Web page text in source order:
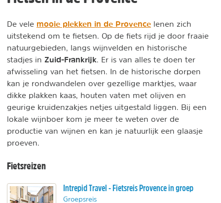
De vele mooie plekken in de Provence lenen zich
uitstekend om te fietsen. Op de fiets rijd je door fraaie
natuurgebieden, langs wijnvelden en historische
stadjes in Zuid-Frankrijk . Er is van alles te doen ter
afwisseling van het fietsen. In de historische dorpen
kan je rondwandelen over gezellige marktjes, waar
dikke plakken kaas, houten vaten met olijven en
geurige kruidenzakjes netjes uitgestald liggen. Bij een
lokale wijnboer kom je meer te weten over de
productie van wijnen en kan je natuurlijk een glaasje
proeven.
Fietsreizen
Intrepid Travel - Fietsreis Provence in groep
Groepsreis